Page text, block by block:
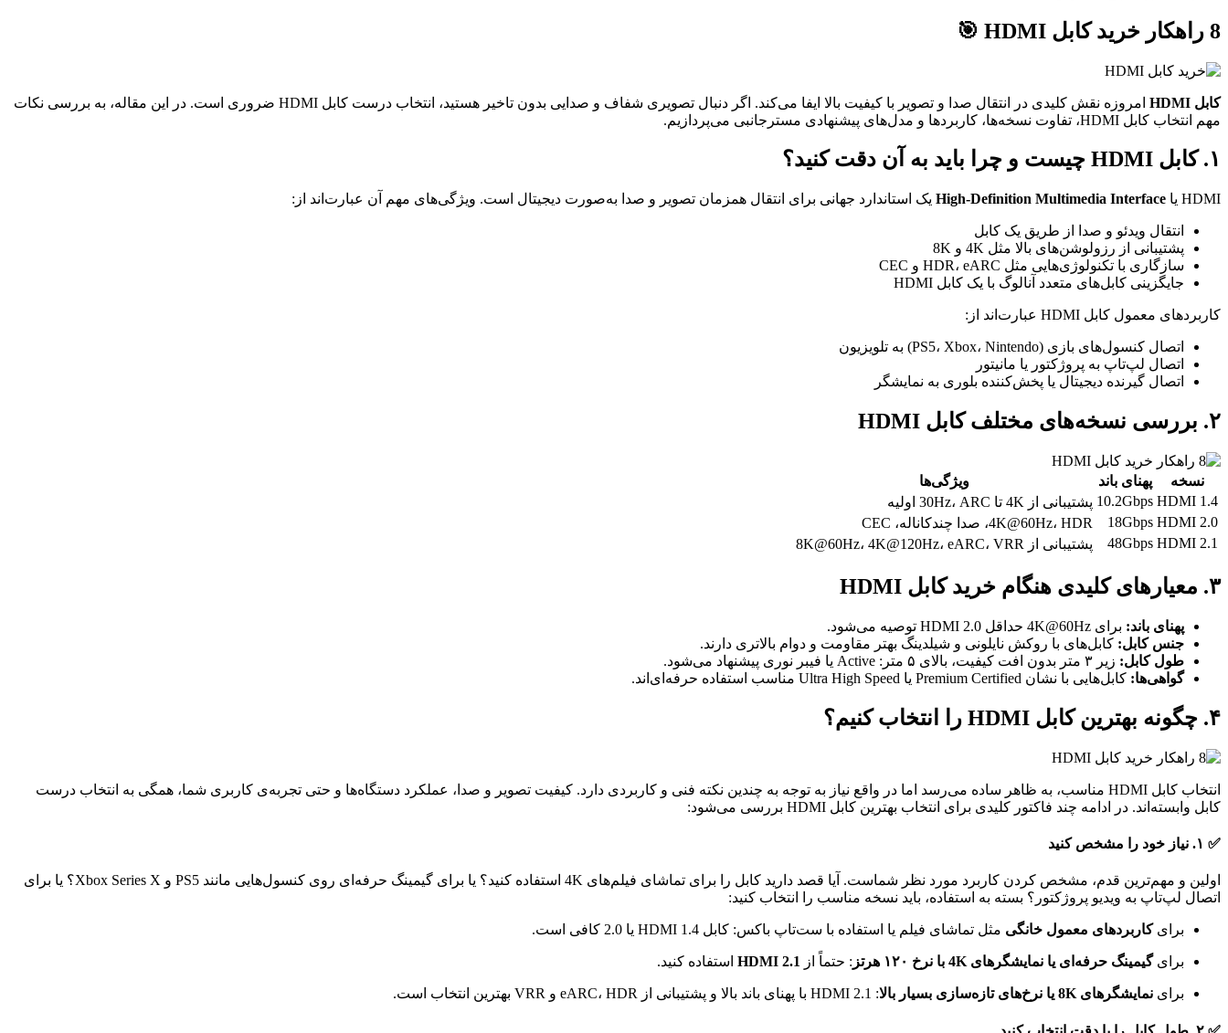
8 راهکار خرید کابل HDMI 🎯
کابل HDMI
امروزه نقش کلیدی در انتقال صدا و تصویر با کیفیت بالا ایفا می‌کند. اگر دنبال تصویری شفاف و صدایی بدون تاخیر هستید، انتخاب درست کابل HDMI ضروری است. در این مقاله، به بررسی نکات
مهم انتخاب کابل HDMI، تفاوت نسخه‌ها، کاربردها و مدل‌های پیشنهادی مسترجانبی می‌پردازیم.
۱. کابل HDMI چیست و چرا باید به آن دقت کنید؟
HDMI یا High-Definition Multimedia Interface یک استاندارد جهانی برای انتقال همزمان تصویر و صدا به‌صورت دیجیتال است. ویژگی‌های مهم آن عبارت‌اند از:
انتقال ویدئو و صدا از طریق یک کابل
پشتیبانی از رزولوشن‌های بالا مثل 4K و 8K
سازگاری با تکنولوژی‌هایی مثل HDR، eARC و CEC
جایگزینی کابل‌های متعدد آنالوگ با یک کابل HDMI
کاربردهای معمول کابل HDMI عبارت‌اند از:
اتصال کنسول‌های بازی (PS5، Xbox، Nintendo) به تلویزیون
اتصال لپ‌تاپ به پروژکتور یا مانیتور
اتصال گیرنده دیجیتال یا پخش‌کننده بلوری به نمایشگر
۲. بررسی نسخه‌های مختلف کابل HDMI
نسخه پهنای باند
ویژگی‌ها
HDMI 1.4
10.2Gbps پشتیبانی از 4K تا 30Hz، ARC اولیه
HDMI 2.0
18Gbps
4K@60Hz، HDR، صدا چندکاناله، CEC
HDMI 2.1
48Gbps پشتیبانی از 8K@60Hz، 4K@120Hz، eARC، VRR
۳. معیارهای کلیدی هنگام خرید کابل HDMI
پهنای باند: برای 4K@60Hz حداقل HDMI 2.0 توصیه می‌شود.
جنس کابل: کابل‌های با روکش نایلونی و شیلدینگ بهتر مقاومت و دوام بالاتری دارند.
طول کابل: زیر ۳ متر بدون افت کیفیت، بالای ۵ متر: Active یا فیبر نوری پیشنهاد می‌شود.
گواهی‌ها: کابل‌هایی با نشان Premium Certified یا Ultra High Speed مناسب استفاده حرفه‌ای‌اند.
۴. چگونه بهترین کابل HDMI را انتخاب کنیم؟
انتخاب کابل HDMI مناسب، به ظاهر ساده می‌رسد اما در واقع نیاز به توجه به چندین نکته فنی و کاربردی دارد. کیفیت تصویر و صدا، عملکرد دستگاه‌ها و حتی تجربه‌ی کاربری شما، همگی به انتخاب درست
کابل وابسته‌اند. در ادامه چند فاکتور کلیدی برای انتخاب بهترین کابل HDMI بررسی می‌شود:
✅ ۱. نیاز خود را مشخص کنید
اولین و مهم‌ترین قدم، مشخص کردن کاربرد مورد نظر شماست. آیا قصد دارید کابل را برای تماشای فیلم‌های 4K استفاده کنید؟ یا برای گیمینگ حرفه‌ای روی کنسول‌هایی مانند PS5 و Xbox Series X؟ یا برای
اتصال لپ‌تاپ به ویدیو پروژکتور؟ بسته به استفاده، باید نسخه مناسب را انتخاب کنید:
برایکاربردهای معمول خانگی مثل تماشای فیلم یا استفاده با ست‌تاپ باکس: کابل HDMI 1.4 یا 2.0 کافی است.
برایگیمینگ حرفه‌ای یا نمایشگرهای 4K با نرخ ۱۲۰ هرتز : حتماً از HDMI 2.1 استفاده کنید.
برای نمایشگرهای 8K یا نرخ‌های تازه‌سازی بسیار بالا : HDMI 2.1 با پهنای باند بالا و پشتیبانی از eARC، HDR و VRR بهترین انتخاب است.